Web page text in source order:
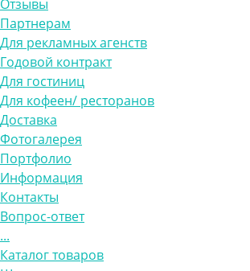
Отзывы
Партнерам
Для рекламных агенств
Годовой контракт
Для гостиниц
Для кофеен/ ресторанов
Доставка
Фотогалерея
Портфолио
Информация
Контакты
Вопрос-ответ
...
Каталог товаров